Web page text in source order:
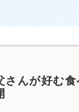
さんが好む